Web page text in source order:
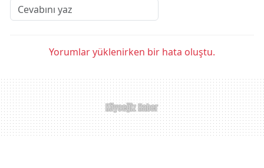
Yorumlar yüklenirken bir hata oluştu.